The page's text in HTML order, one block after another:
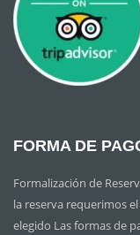
FORMA DE
Formalización de
la reserva requerimos
elegido Las formas de